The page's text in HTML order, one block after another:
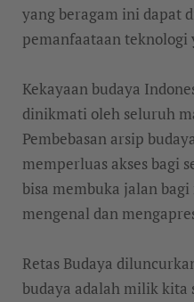
yang beragam ini dapat
pemanfaataan teknologi
Kekayaan budaya
dinikmati oleh seluruh
Pembebasan arsip
memperluas akses bagi
bisa membuka jalan
mengenal dan
Retas Budaya
budaya adalah milik kita